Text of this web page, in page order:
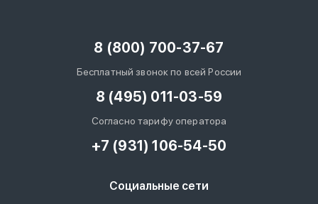
8 (800) 700-37-67
Бесплатный звонок по всей России
8 (495) 011-03-59
Согласно тарифу оператора
+7 (931) 106-54-50
Социальные сети